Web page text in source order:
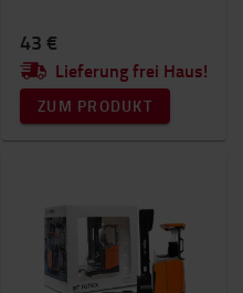
43 €
Lieferung frei Haus!
ZUM PRODUKT